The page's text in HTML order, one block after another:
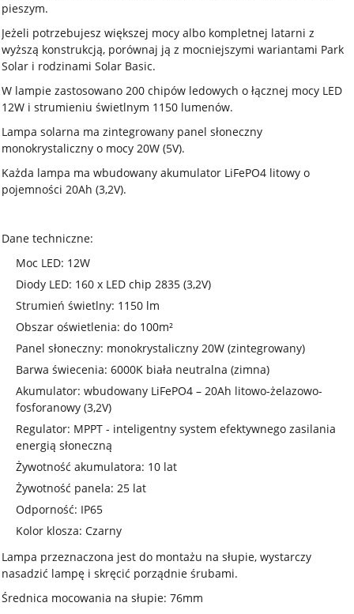
pieszym.
Jeżeli potrzebujesz większej mocy albo kompletnej latarni z
wyższą konstrukcją, porównaj ją z mocniejszymi wariantami Park
Solar i rodzinami Solar Basic.
W lampie zastosowano 200 chipów ledowych o łącznej mocy LED
12W i strumieniu świetlnym 1150 lumenów.
Lampa solarna ma zintegrowany panel słoneczny
monokrystaliczny o mocy 20W (5V).
Każda lampa ma wbudowany akumulator LiFePO4 litowy o
pojemności 20Ah (3,2V).
Dane techniczne:
Moc LED: 12W
Diody LED: 160 x LED chip 2835 (3,2V)
Strumień świetlny: 1150 lm
Obszar oświetlenia: do 100m²
Panel słoneczny: monokrystaliczny 20W (zintegrowany)
Barwa świecenia: 6000K biała neutralna (zimna)
Akumulator: wbudowany LiFePO4 – 20Ah litowo-żelazowo-
fosforanowy (3,2V)
Regulator: MPPT - inteligentny system efektywnego zasilania
energią słoneczną
Żywotność akumulatora: 10 lat
Żywotność panela: 25 lat
Odporność: IP65
Kolor klosza: Czarny
Lampa przeznaczona jest do montażu na słupie, wystarczy
nasadzić lampę i skręcić porządnie śrubami.
Średnica mocowania na słupie: 76mm